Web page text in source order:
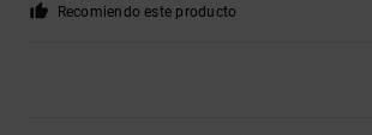
Recomiendo este producto